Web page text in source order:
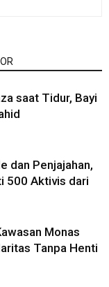
saat Tidur, Bayi
dan Penjajahan,
500 Aktivis dari
Monas
Tanpa Henti